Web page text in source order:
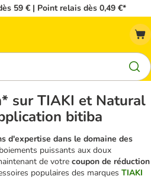
59 € | Point relais dès 0,49 €*
sur TIAKI et Natural
bitiba
d'expertise dans le domaine des
puissants aux doux
de votre coupon de réduction
populaires des marques TIAKI